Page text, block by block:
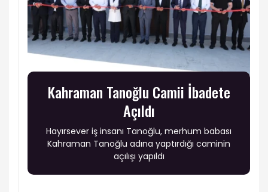
Kahraman Tanoğlu Camii İbadete
Açıldı
Hayırsever iş insanı Tanoğlu, merhum babası
Kahraman Tanoğlu adına yaptırdığı caminin
açılışı yapıldı